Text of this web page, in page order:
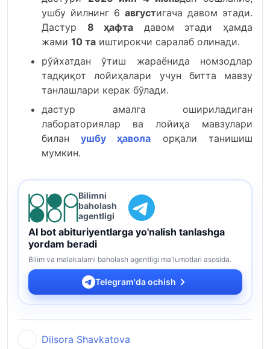
ушбу йилнинг 6 августигача давом этади.
Дастур 8 ҳафта давом этади ҳамда
жами 10 та иштирокчи саралаб олинади.
рўйхатдан ўтиш жараёнида номзодлар
тадқиқот лойиҳалари учун битта мавзу
танлашлари керак бўлади.
дастур амалга ошириладиган
лабораториялар ва лойиҳа мавзулари
билан ушбу ҳавола орқали танишиш
мумкин.
Bilimni
baholash
agentligi
AI bot abituriyentlarga yo'nalish tanlashga
yordam beradi
Bilim va malakalarni baholash agentligi ma'lumotlari asosida.
Telegram'da ochish
Dilsora Shavkatova